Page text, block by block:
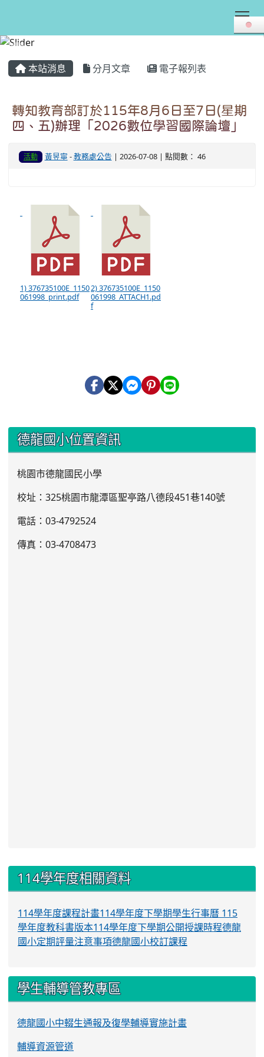
本站消息 分月文章 電子報列表
轉知教育部訂於115年8月6日至7日(星期
四、五)辦理「2026數位學習國際論壇」
活動 黃昱寧 -教務處公告 | 2026-07-08 | 點閱數： 46
1) 376735100E_1150
061998_print.pdf
2) 376735100E_1150
061998_ATTACH1.pd
f
::: 德龍國小位置資訊
桃園市德龍國民小學
校址：325桃園市龍潭區聖亭路八德段451巷140號
電話：03-4792524
傳真：03-4708473
::: 114學年度相關資料
114學年度課程計畫114學年度下學期學生行事曆 115
學年度教科書版本114學年度下學期公開授課時程德龍
國小定期評量注意事項德龍國小校訂課程
學生輔導管教專區
德龍國小中輟生通報及復學輔導實施計畫
輔導資源管道